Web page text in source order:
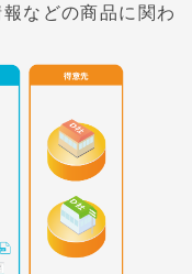
などの商品に関わ